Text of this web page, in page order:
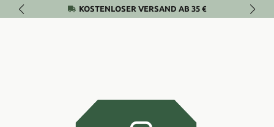
Zum Hauptinhalt springenKOSTENLOSER VERSAND AB 35 €